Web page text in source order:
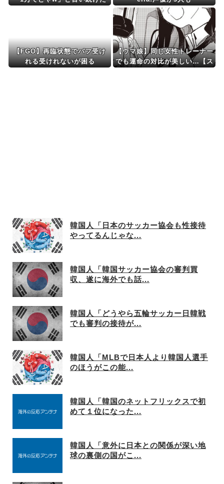
【FGO】再臨状態でバフ受け
れる受けれないが困る
【ウマ娘】同じ女性トレーナー
でも運命の対比が美しい…【ス
韓国人「日本のサッカー協会も性接待
やってるんじゃな...
韓国人「韓国サッカー協会の審判買
収、遂に海外でも話...
韓国人「どうやら五輪サッカー日韓戦
でも審判の接待が...
韓国人「MLBで日本人より韓国人選手
のほうがこの能...
韓国人「韓国のネットフリックスで初
めて１位になった...
韓国人「意外に日本との関係が深い地
球の裏側の国がこ...